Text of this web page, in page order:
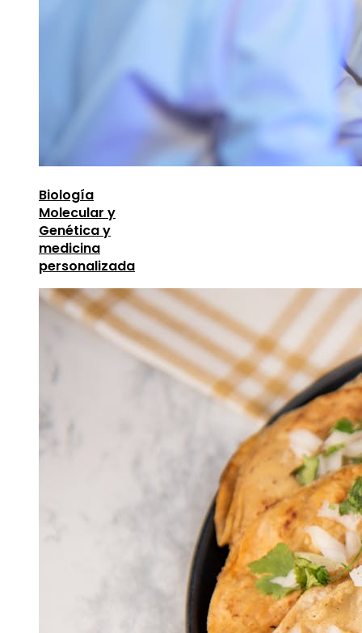
Biología
Molecular y
Genética y
medicina
personalizada